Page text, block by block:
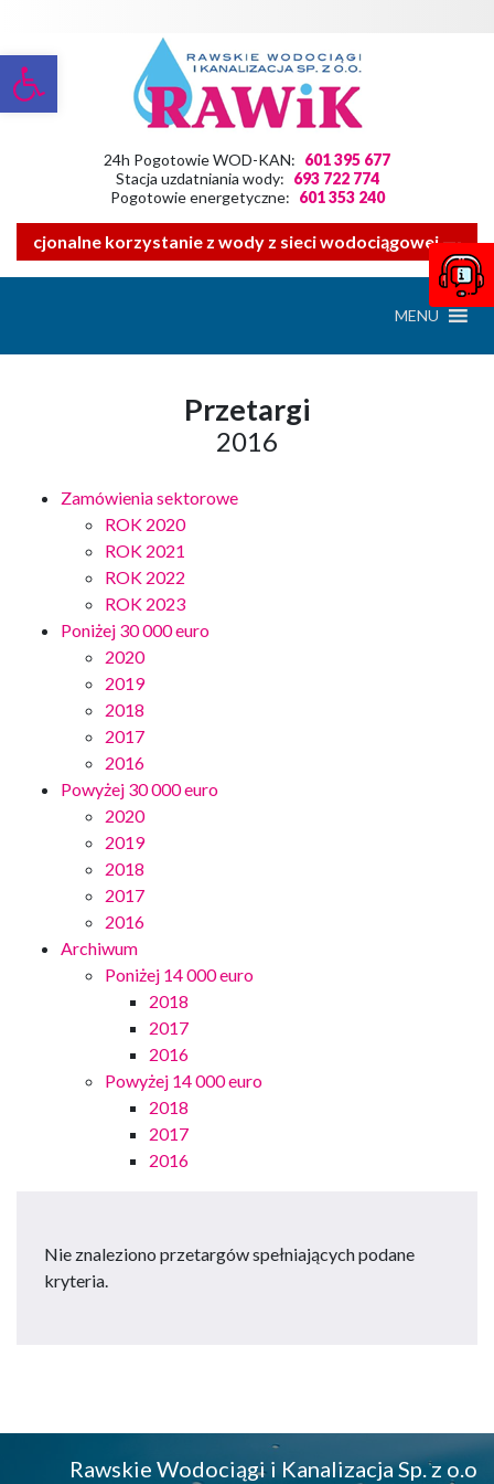
Otwórz pasek narzędzi
24h Pogotowie WOD-KAN: 601 395 677
Stacja uzdatniania wody: 693 722 774
Pogotowie energetyczne: 601 353 240
korzystanie z wody z sieci wodociągowej ——-
MENU
Przetargi
2016
Zamówienia sektorowe
ROK 2020
ROK 2021
ROK 2022
ROK 2023
Poniżej 30 000 euro
2020
2019
2018
2017
2016
Powyżej 30 000 euro
2020
2019
2018
2017
2016
Archiwum
Poniżej 14 000 euro
2018
2017
2016
Powyżej 14 000 euro
2018
2017
2016
Nie znaleziono przetargów spełniających podane
kryteria.
Rawskie Wodociągi i Kanalizacja Sp. z o.o